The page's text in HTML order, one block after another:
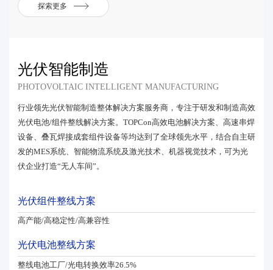
探索更多
光伏智能制造
PHOTOVOLTAIC INTELLIGENT MANUFACTURING
行业领先光伏智能制造整体解决方案服务商，专注于研发和制造高效
光伏电池/组件整线解决方案。TOPCon高效电池解决方案、高速串焊
设备、叠瓦焊接成套组件设备等均达到了全球领先水平，结合自主研
发的MES系统、智能物流系统及激光技术、机器视觉技术，可为光
伏企业打造“无人车间”。
光伏组件整线方案
高产能/高稳定性/高兼容性
光伏电池整线方案
整线电池工厂/光电转换效率26.5%